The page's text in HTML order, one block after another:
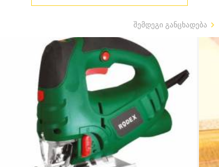
შემდეგი განცხადება